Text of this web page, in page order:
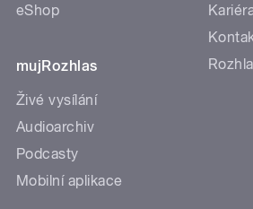
eShop
mujRozhlas
Živé vysílání
Audioarchiv
Podcasty
Mobilní aplikace